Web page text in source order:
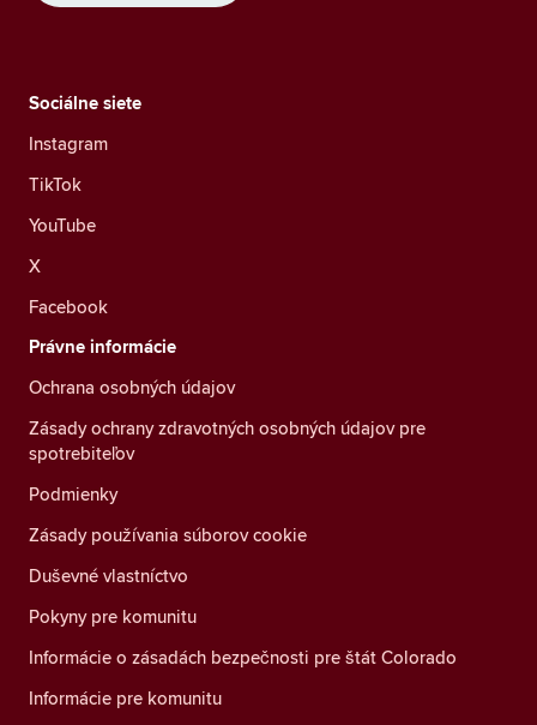
Sociálne siete
Instagram
TikTok
YouTube
X
Facebook
Právne informácie
Ochrana osobných údajov
Zásady ochrany zdravotných osobných údajov pre
spotrebiteľov
Podmienky
Zásady používania súborov cookie
Duševné vlastníctvo
Pokyny pre komunitu
Informácie o zásadách bezpečnosti pre štát Colorado
Informácie pre komunitu